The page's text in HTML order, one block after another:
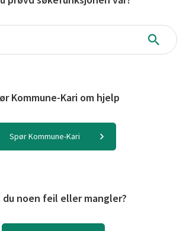
Søk
Kommune-Kari om hjelp
Spør Kommune-Kari
du noen feil eller mangler?